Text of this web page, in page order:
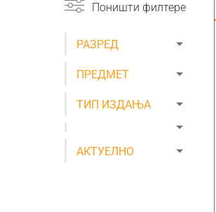
Поништи филтере
РАЗРЕД
ПРЕДМЕТ
ТИП ИЗДАЊА
АКТУЕЛНО